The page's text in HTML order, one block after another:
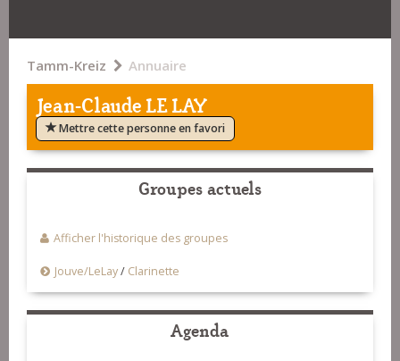
Tamm-Kreiz Annuaire
Jean-Claude LE LAY
Mettre cette personne en favori
Groupes actuels
Afficher l'historique des groupes
Jouve/LeLay/ Clarinette
Agenda